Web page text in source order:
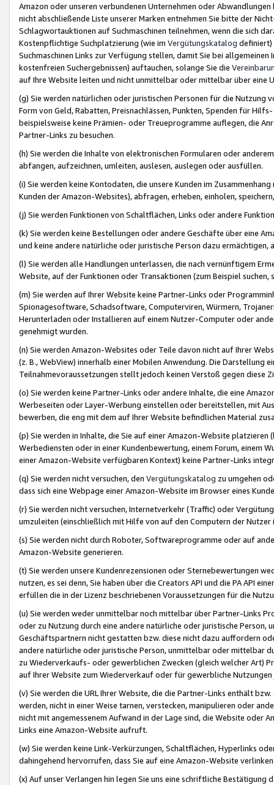
Amazon oder unseren verbundenen Unternehmen oder
nicht abschließende Liste unserer Marken entnehmen Sie bitte der
Schlagwortauktionen auf Suchmaschinen teilnehmen, wenn die sich
Kostenpflichtige Suchplatzierung (wie im Vergütungskatalog definiert)
Suchmaschinen Links zur Verfügung stellen, damit Sie bei
kostenfreien Suchergebnissen) auftauchen, solange Sie die
auf Ihre Website leiten und nicht unmittelbar oder mittelbar über eine
(g) Sie werden natürlichen oder juristischen Personen für die Nutzung
Form von Geld, Rabatten, Preisnachlässen, Punkten, Spenden für
beispielsweise keine Prämien- oder Treueprogramme auflegen, die
Partner-Links zu besuchen.
(h) Sie werden die Inhalte von elektronischen Formularen oder
abfangen, aufzeichnen, umleiten, auslesen, auslegen oder ausfüllen.
(i) Sie werden keine Kontodaten, die unsere Kunden im
Kunden der Amazon-Websites), abfragen, erheben, einholen,
(j) Sie werden Funktionen von Schaltflächen, Links oder andere
(k) Sie werden keine Bestellungen oder andere Geschäfte über eine
und keine andere natürliche oder juristische Person dazu
(l) Sie werden alle Handlungen unterlassen, die nach vernünftigem
Website, auf der Funktionen oder Transaktionen (zum Beispiel
(m) Sie werden auf Ihrer Website keine Partner-Links oder
Spionagesoftware, Schadsoftware, Computerviren, Würmern,
Herunterladen oder Installieren auf einem Nutzer-Computer oder
genehmigt wurden.
(n) Sie werden Amazon-Websites oder Teile davon nicht auf Ihrer
(z. B., WebView) innerhalb einer Mobilen Anwendung. Die Darstellung
Teilnahmevoraussetzungen stellt jedoch keinen Verstoß gegen diese
(o) Sie werden keine Partner-Links oder andere Inhalte, die eine
Werbeseiten oder Layer-Werbung einstellen oder bereitstellen, mit
bewerben, die eng mit dem auf Ihrer Website befindlichen Material
(p) Sie werden in Inhalte, die Sie auf einer Amazon-Website
Werbediensten oder in einer Kundenbewertung, einem Forum, einem
einer Amazon-Website verfügbaren Kontext) keine Partner-Links
(q) Sie werden nicht versuchen, den Vergütungskatalog zu umgehen
dass sich eine Webpage einer Amazon-Website im Browser eines
(r) Sie werden nicht versuchen, Internetverkehr (Traffic) oder
umzuleiten (einschließlich mit Hilfe von auf den Computern der
(s) Sie werden nicht durch Roboter, Softwareprogramme oder auf
Amazon-Website generieren.
(t) Sie werden unsere Kundenrezensionen oder Sternebewertungen
nutzen, es sei denn, Sie haben über die Creators API und die PA API
erfüllen die in der Lizenz beschriebenen Voraussetzungen für die
(u) Sie werden weder unmittelbar noch mittelbar über Partner-Links
oder zu Nutzung durch eine andere natürliche oder juristische
Geschäftspartnern nicht gestatten bzw. diese nicht dazu auffordern
andere natürliche oder juristische Person, unmittelbar oder mittelbar
zu Wiederverkaufs- oder gewerblichen Zwecken (gleich welcher Art)
auf Ihrer Website zum Wiederverkauf oder für gewerbliche
(v) Sie werden die URL Ihrer Website, die die Partner-Links enthält
werden, nicht in einer Weise tarnen, verstecken, manipulieren oder
nicht mit angemessenem Aufwand in der Lage sind, die Website oder
Links eine Amazon-Website aufruft.
(w) Sie werden keine Link-Verkürzungen, Schaltflächen, Hyperlinks
dahingehend hervorrufen, dass Sie auf eine Amazon-Website
(x) Auf unser Verlangen hin legen Sie uns eine schriftliche